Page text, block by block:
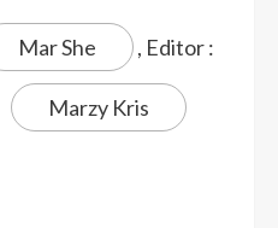
Mar She , Editor :
Marzy Kris